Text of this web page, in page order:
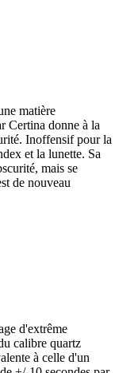
matière
Certina donne à la
Inoffensif pour la
et la lunette. Sa
mais se
de nouveau
d'extrême
calibre quartz
à celle d'un